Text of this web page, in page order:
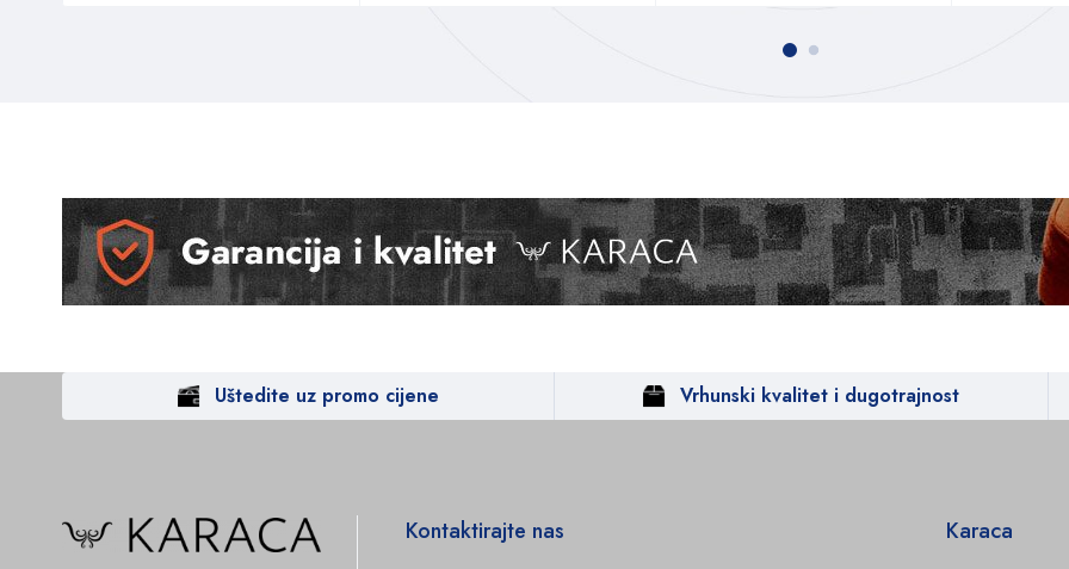
Uštedite uz promo cijene Vrhunski kvalitet i dugotrajnost
Kontaktirajte nas Karaca